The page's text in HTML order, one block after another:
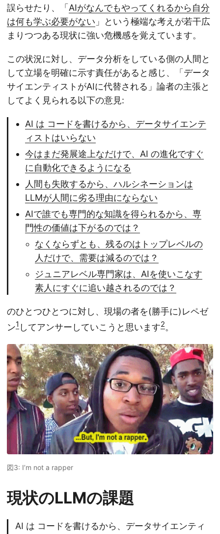
誤らせたり、「 AIがなんでもやってくれるから自分
は何も学ぶ必要がない 」という極端な考えが若干広
まりつつある現状に強い危機感を覚えています。
この状況に対し、データ分析をしている側の人間と
して立場を明確に示す責任があると感じ、「データ
サイエンティストがAIに代替される」論者の主張と
してよく見られる以下の意見:
AI は コードを書けるから、データサイエンテ
ィストはいらない
今はまだ発展途上なだけで、AI の進化ですぐ
に自動化できるようになる
人間も失敗するから、ハルシネーションは
LLMが人間に劣る理由にならない
AIで誰でも専門的な知識を得られるから、専
門性の価値は下がるのでは？
なくならずとも、残るのはトップレベルの
人だけで、需要は減るのでは？
ジュニアレベル専門家は、AIを使いこなす
素人にすぐに追い越されるのでは？
のひとつひとつに対し、現場の者を(勝手に)レペゼ
ン1 してアンサーしていこうと思います2。
図3: I’m not a rapper
現状のLLMの課題
AI は コードを書けるから、データサイエンティ